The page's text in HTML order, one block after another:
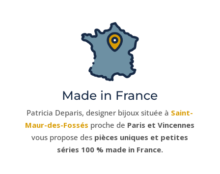
Made in France
Patricia Deparis, designer bijoux située à Saint-
Maur-des-Fossés proche de Paris et Vincennes
vous propose des pièces uniques et petites
séries 100 % made in France.